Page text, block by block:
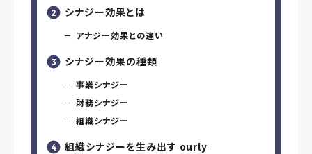
シナジー効果とは
アナジー効果との違い
シナジー効果の種類
事業シナジー
財務シナジー
組織シナジー
組織シナジーを生み出す ourly